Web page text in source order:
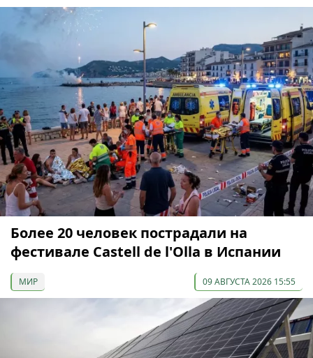
Более 20 человек пострадали на
фестивале Castell de l'Olla в Испании
МИР 09 АВГУСТА 2026 15:55